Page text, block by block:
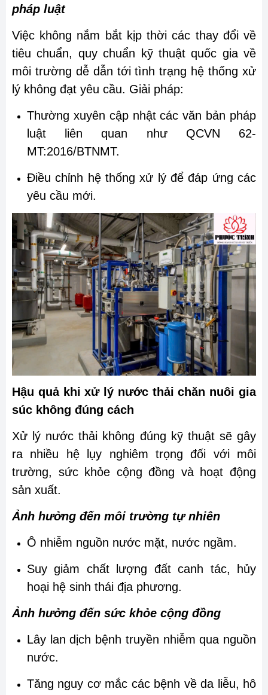
pháp luật
Việc không nắm bắt kịp thời các thay đổi về
tiêu chuẩn, quy chuẩn kỹ thuật quốc gia về
môi trường dễ dẫn tới tình trạng hệ thống xử
lý không đạt yêu cầu. Giải pháp:
Thường xuyên cập nhật các văn bản pháp
luật liên quan như QCVN 62-
MT:2016/BTNMT.
Điều chỉnh hệ thống xử lý để đáp ứng các
yêu cầu mới.
Hậu quả khi xử lý nước thải chăn nuôi gia
súc không đúng cách
Xử lý nước thải không đúng kỹ thuật sẽ gây
ra nhiều hệ lụy nghiêm trọng đối với môi
trường, sức khỏe cộng đồng và hoạt động
sản xuất.
Ảnh hưởng đến môi trường tự nhiên
Ô nhiễm nguồn nước mặt, nước ngầm.
Suy giảm chất lượng đất canh tác, hủy
hoại hệ sinh thái địa phương.
Ảnh hưởng đến sức khỏe cộng đồng
Lây lan dịch bệnh truyền nhiễm qua nguồn
nước.
Tăng nguy cơ mắc các bệnh về da liễu, hô